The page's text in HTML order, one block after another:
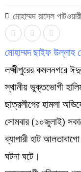
মোহাম্মদ রাসেল পাটওয়ারী
মোহাম্মদ ছাইফ উল্লাহ
লক্ষ্মীপুরের কমলনগরে
স্থানীয় ভুক্তভোগী
ছাত্রলীগের হামলা
সোমবার (১০জুলাই)
ব্যাপারী হাট
ঘটনা ঘটে।